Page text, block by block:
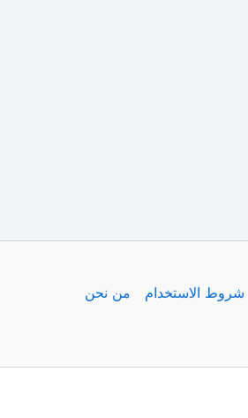
شروط الاستخدام
من نحن